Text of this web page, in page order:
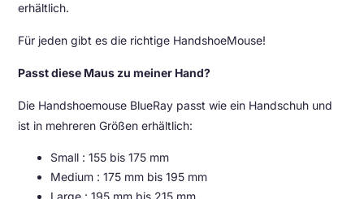
erhältlich.
Für jeden gibt es die richtige HandshoeMouse!
Passt diese Maus zu meiner Hand?
Die Handshoemouse BlueRay passt wie ein Handschuh und
ist in mehreren Größen erhältlich:
Small : 155 bis 175 mm
Medium : 175 mm bis 195 mm
Large : 195 mm bis 215 mm